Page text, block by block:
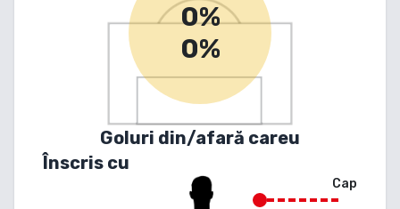
0%
0%
Goluri din/afară careu
Înscris cu
Cap